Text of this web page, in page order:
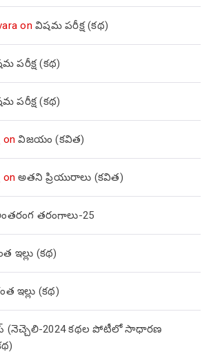
on విషమ పరీక్ష (క‌థ‌)
పరీక్ష (క‌థ‌)
పరీక్ష (క‌థ‌)
onవిజయం (కవిత)
onఅతని ప్రియురాలు (కవిత)
తరంగాలు-25
ఇల్లు (కథ)
ఇల్లు (కథ)
(నెచ్చెలి-2024 కథల పోటీలో సాధారణ